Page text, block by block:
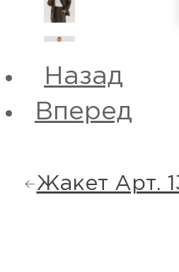
Назад
Вперед
Жакет Арт.